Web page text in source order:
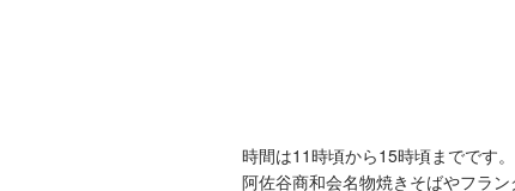
時間は11時頃から15時頃までです。
阿佐谷商和会名物焼きそばやフラ